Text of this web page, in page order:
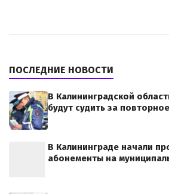
ПОСЛЕДНИЕ НОВОСТИ
В Калининградской
будут судить за
В Калининграде начали
абонементы на